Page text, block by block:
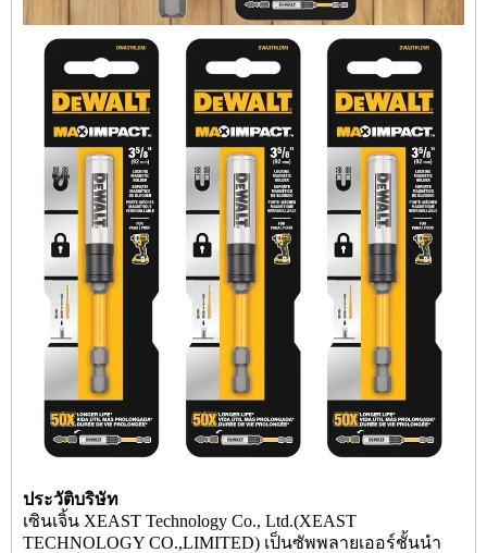
ประวัติบริษัท
เซินเจิ้น XEAST Technology Co., Ltd.(XEAST
TECHNOLOGY CO.,LIMITED) เป็นซัพพลายเออร์ชั้นนำ